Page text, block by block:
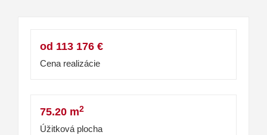
od 113 176 €
Cena realizácie
75.20 m2
Úžitková plocha